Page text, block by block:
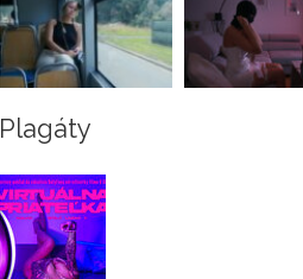
Plagáty